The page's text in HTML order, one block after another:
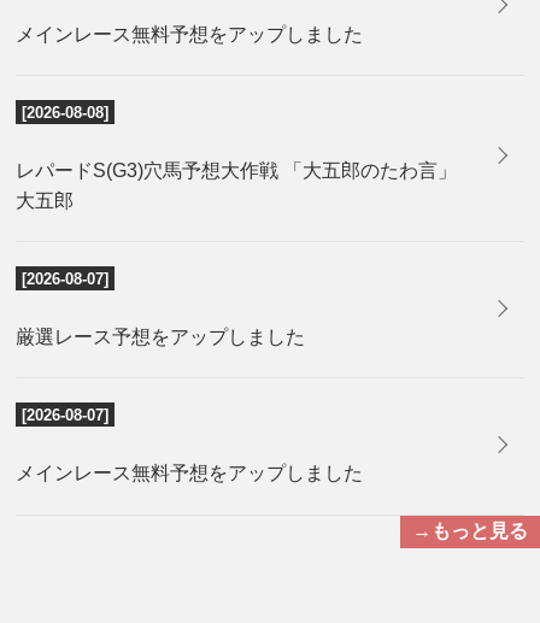
メインレース無料予想をアップしました
[2026-08-08]
レパードS(G3)穴馬予想大作戦 「大五郎のたわ言」
大五郎
[2026-08-07]
厳選レース予想をアップしました
[2026-08-07]
メインレース無料予想をアップしました
→もっと見る